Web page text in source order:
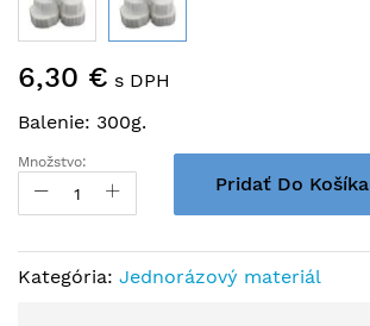
na
galérie
obrázkov
6,30 € s DPH
Balenie: 300g.
Množstvo:
Pridať Do Košíka
Kategória: Jednorázový materiál